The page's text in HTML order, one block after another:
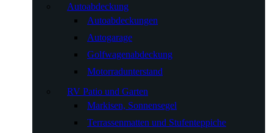
Autoabdeckung
Autoabdeckungen
Autogarage
Golfwagenabdeckung
Motorradunterstand
RV Patio und Garten
Markisen, Sonnensegel
Terrassenmatten und Stufenteppiche